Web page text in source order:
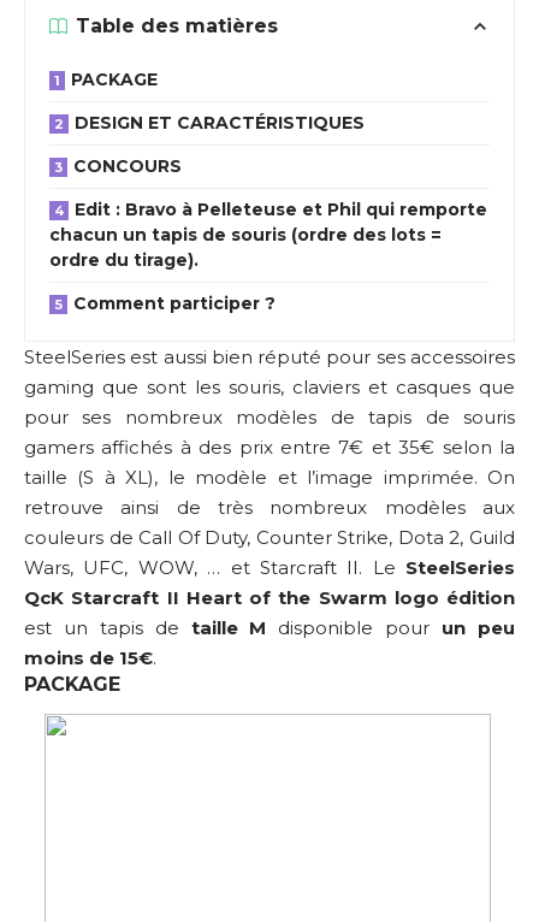
Table des matières
PACKAGE
DESIGN ET CARACTÉRISTIQUES
CONCOURS
Edit : Bravo à Pelleteuse et Phil qui remporte
chacun un tapis de souris (ordre des lots =
ordre du tirage).
Comment participer ?
SteelSeries est aussi bien réputé pour ses accessoires
gaming que sont les souris, claviers et casques que
pour ses nombreux modèles de tapis de souris
gamers affichés à des prix entre 7€ et 35€ selon la
taille (S à XL), le modèle et l’image imprimée. On
retrouve ainsi de très nombreux modèles aux
couleurs de Call Of Duty, Counter Strike, Dota 2, Guild
Wars, UFC, WOW, … et Starcraft II. Le SteelSeries
QcK Starcraft II Heart of the Swarm logo édition
est un tapis de taille M disponible pour un peu
moins de 15€.
PACKAGE